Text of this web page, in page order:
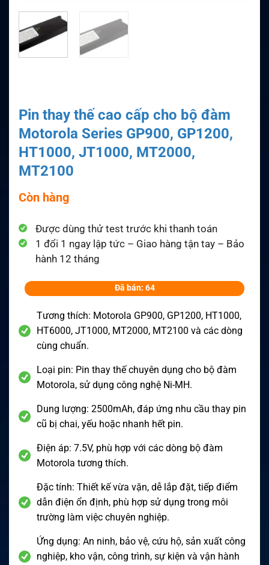
Pin thay thế cao cấp cho bộ đàm
Motorola Series GP900, GP1200,
HT1000, JT1000, MT2000,
MT2100
Còn hàng
Được dùng thử test trước khi thanh toán
1 đổi 1 ngay lập tức – Giao hàng tận tay – Bảo
hành 12 tháng
Đã bán: 64
Tương thích: Motorola GP900, GP1200, HT1000,
HT6000, JT1000, MT2000, MT2100 và các dòng
cùng chuẩn.
Loại pin: Pin thay thế chuyên dụng cho bộ đàm
Motorola, sử dụng công nghệ Ni-MH.
Dung lượng: 2500mAh, đáp ứng nhu cầu thay pin
cũ bị chai, yếu hoặc nhanh hết pin.
Điện áp: 7.5V, phù hợp với các dòng bộ đàm
Motorola tương thích.
Đặc tính: Thiết kế vừa vặn, dễ lắp đặt, tiếp điểm
dẫn điện ổn định, phù hợp sử dụng trong môi
trường làm việc chuyên nghiệp.
Ứng dụng: An ninh, bảo vệ, cứu hộ, sản xuất công
nghiệp, kho vận, công trình, sự kiện và vận hành